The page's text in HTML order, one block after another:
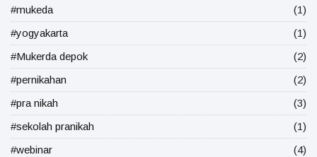
#mukeda
(1)
#yogyakarta
(1)
#Mukerda depok
(2)
#pernikahan
(2)
#pra nikah
(3)
#sekolah pranikah
(1)
#webinar
(4)